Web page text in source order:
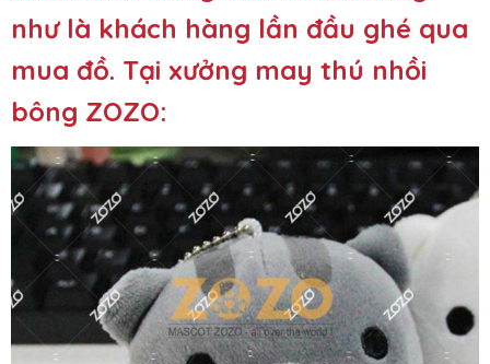
như là khách hàng lần đầu ghé qua
mua đồ. Tại xưởng may thú nhồi
bông ZOZO: